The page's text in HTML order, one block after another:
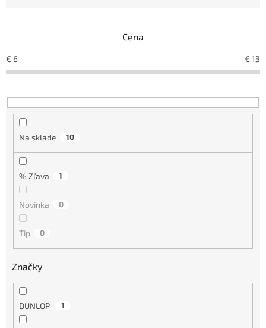
r
o
u
k
Cena
€ 6 € 13
Na sklade 10
% Zľava 1
Novinka 0
Tip 0
Značky
DUNLOP 1